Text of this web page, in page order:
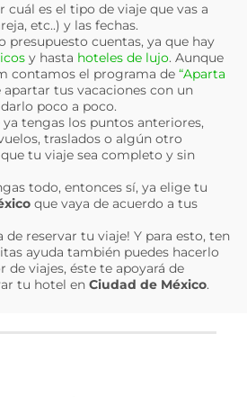
cuál es el tipo de viaje que vas a
etc..) y las fechas.
presupuesto cuentas, ya que hay
y hasta hoteles de lujo. Aunque
contamos el programa de “Aparta
tus vacaciones con un
poco a poco.
ya tengas los puntos anteriores,
traslados o algún otro
tu viaje sea completo y sin
todo, entonces sí, ya elige tu
que vaya de acuerdo a tus
de reservar tu viaje! Y para esto, ten
ayuda también puedes hacerlo
de viajes, éste te apoyará de
tu hotel en Ciudad de México.